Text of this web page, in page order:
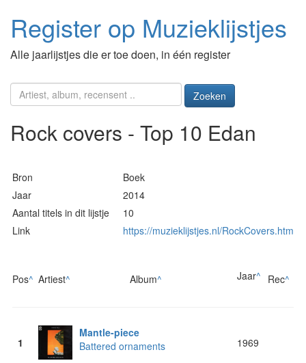
Register op Muzieklijstjes
Alle jaarlijstjes die er toe doen, in één register
Zoeken
Rock covers - Top 10 Edan
Bron
Boek
Jaar
2014
Aantal titels in dit lijstje
10
Link
https://muzieklijstjes.nl/RockCovers.htm
Pos^ Artiest^ Album^ Jaar^ Rec^
1
Mantle-piece
Battered ornaments
1969